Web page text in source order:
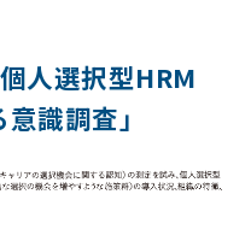
人選択型HRM
識調査」